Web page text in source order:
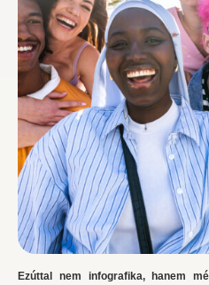
Ezúttal nem infografika, hanem